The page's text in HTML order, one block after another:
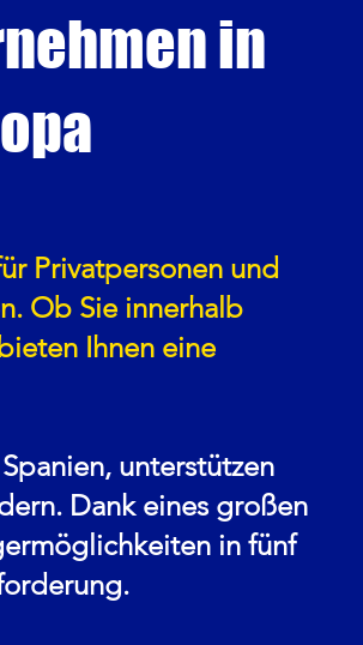
in
Privatpersonen und
Ob Sie innerhalb
Ihnen eine
unterstützen
Dank eines großen
in fünf